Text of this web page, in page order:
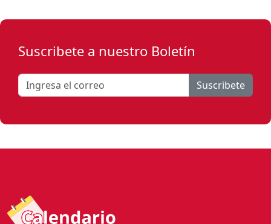
Suscribete a nuestro Boletín
Suscribete